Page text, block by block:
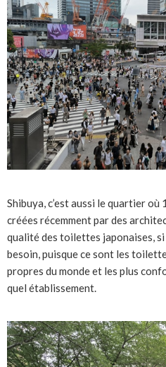
Shibuya, c’est aussi le quartier
créées récemment par des
qualité des toilettes japonaises,
besoin, puisque ce sont les
propres du monde et les plus
quel établissement.